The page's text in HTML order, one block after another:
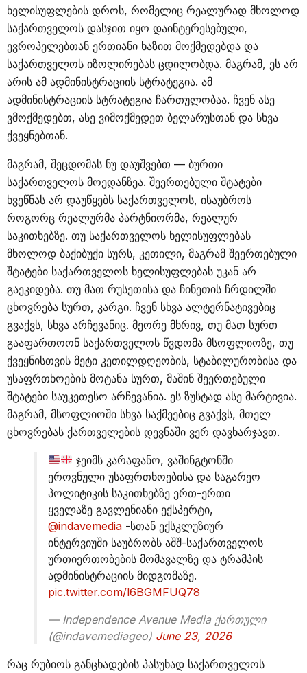
ხელისუფლების დროს, რომელიც რეალურად მხოლოდ
საქართველოს დასჯით იყო დაინტერესებული,
ევროპელებთან ერთიანი ხაზით მოქმედებდა და
საქართველოს იზოლირებას ცდილობდა. მაგრამ, ეს არ
არის ამ ადმინისტრაციის სტრატეგია. ამ
ადმინისტრაციის სტრატეგია ჩართულობაა. ჩვენ ასე
ვმოქმედებთ, ასე ვიმოქმედეთ ბელარუსთან და სხვა
ქვეყნებთან.
მაგრამ, შეცდომას ნუ დაუშვებთ — ბურთი
საქართველოს მოედანზეა. შეერთებული შტატები
ხვეწნას არ დაუწყებს საქართველოს, ისაუბროს
როგორც რეალურმა პარტნიორმა, რეალურ
საკითხებზე. თუ საქართველოს ხელისუფლებას
მხოლოდ ბაქიბუქი სურს, კეთილი, მაგრამ შეერთებული
შტატები საქართველოს ხელისუფლებას უკან არ
გაეკიდება. თუ მათ რუსეთისა და ჩინეთის ჩრდილში
ცხოვრება სურთ, კარგი. ჩვენ სხვა ალტერნატივებიც
გვაქვს, სხვა არჩევანიც. მეორე მხრივ, თუ მათ სურთ
გააფართოონ საქართველოს წვდომა მსოფლიოზე, თუ
ქვეყნისთვის მეტი კეთილდღეობის, სტაბილურობისა და
უსაფრთხოების მოტანა სურთ, მაშინ შეერთებული
შტატები საუკეთესო არჩევანია. ეს ზუსტად ასე მარტივია.
მაგრამ, მსოფლიოში სხვა საქმეებიც გვაქვს, მთელ
ცხოვრებას ქართველების დევნაში ვერ დავხარჯავთ.
ჯეიმს კარაფანო, ვაშინგტონში
ეროვნული უსაფრთხოებისა და საგარეო
პოლიტიკის საკითხებზე ერთ-ერთი
ყველაზე გავლენიანი ექსპერტი,
@indavemedia -სთან ექსკლუზიურ
ინტერვიუში საუბრობს აშშ-საქართველოს
ურთიერთობების მომავალზე და ტრამპის
ადმინისტრაციის მიდგომაზე.
pic.twitter.com/l6BGMFUQ78
— Independence Avenue Media ქართული
(@indavemediageo) June 23, 2026
რაც რუბიოს განცხადების პასუხად საქართველოს